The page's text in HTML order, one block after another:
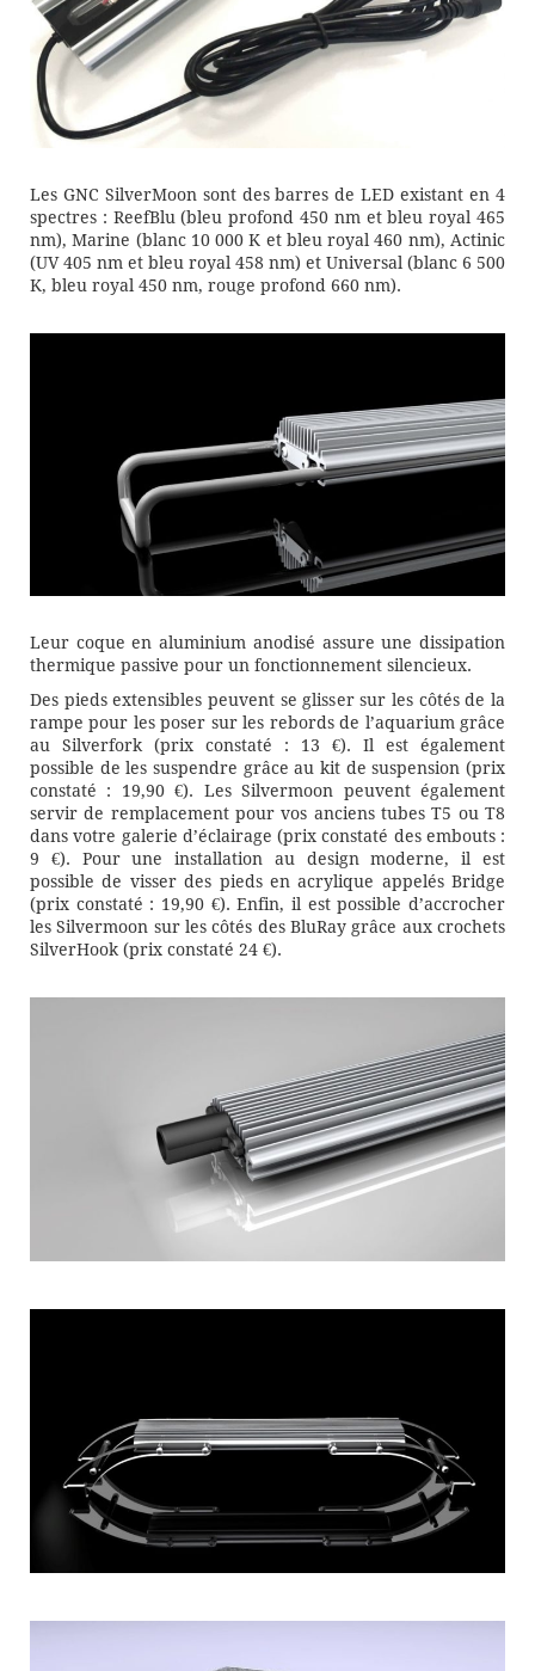
Les GNC SilverMoon sont des barres de LED existant en 4
spectres : ReefBlu (bleu profond 450 nm et bleu royal 465
nm), Marine (blanc 10 000 K et bleu royal 460 nm), Actinic
(UV 405 nm et bleu royal 458 nm) et Universal (blanc 6 500
K, bleu royal 450 nm, rouge profond 660 nm).
Leur coque en aluminium anodisé assure une dissipation
thermique passive pour un fonctionnement silencieux.
Des pieds extensibles peuvent se glisser sur les côtés de la
rampe pour les poser sur les rebords de l’aquarium grâce
au Silverfork (prix constaté : 13 €). Il est également
possible de les suspendre grâce au kit de suspension (prix
constaté : 19,90 €). Les Silvermoon peuvent également
servir de remplacement pour vos anciens tubes T5 ou T8
dans votre galerie d’éclairage (prix constaté des embouts :
9 €). Pour une installation au design moderne, il est
possible de visser des pieds en acrylique appelés Bridge
(prix constaté : 19,90 €). Enfin, il est possible d’accrocher
les Silvermoon sur les côtés des BluRay grâce aux crochets
SilverHook (prix constaté 24 €).